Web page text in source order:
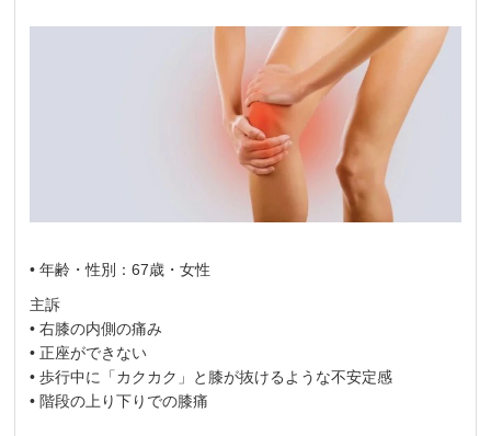
• 年齢・性別：67歳・女性
主訴
• 右膝の内側の痛み
• 正座ができない
• 歩行中に「カクカク」と膝が抜けるような不安定感
• 階段の上り下りでの膝痛